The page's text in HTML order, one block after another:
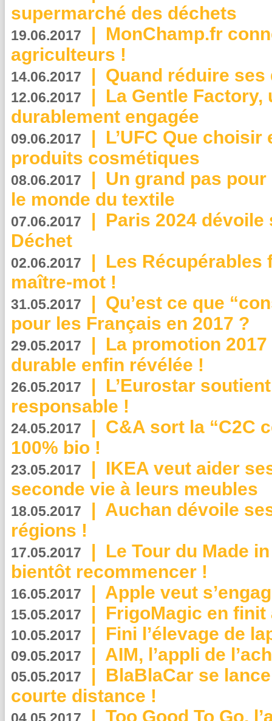
supermarché des déchets
19.06.2017 | MonChamp.fr
agriculteurs !
14.06.2017 | Quand réduire
12.06.2017 | La Gentle
durablement engagée
09.06.2017 | L’UFC Que
produits cosmétiques
08.06.2017 | Un grand pas
le monde du textile
07.06.2017 | Paris 2024
Déchet
02.06.2017 | Les Récupérables
maître-mot !
31.05.2017 | Qu’est ce que
pour les Français en 2017 ?
29.05.2017 | La promotion
durable enfin révélée !
26.05.2017 | L’Eurostar
responsable !
24.05.2017 | C&A sort la “C2C
100% bio !
23.05.2017 | IKEA veut aider
seconde vie à leurs meubles
18.05.2017 | Auchan dévoile
régions !
17.05.2017 | Le Tour du Made
bientôt recommencer !
16.05.2017 | Apple veut
15.05.2017 | FrigoMagic en
10.05.2017 | Fini l’élevage de
09.05.2017 | AIM, l’appli de
05.05.2017 | BlaBlaCar se
courte distance !
| Too Good To Go,